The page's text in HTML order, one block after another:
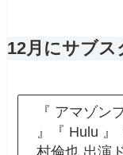
12月にサブス
『 アマゾン
』『 Hulu 』